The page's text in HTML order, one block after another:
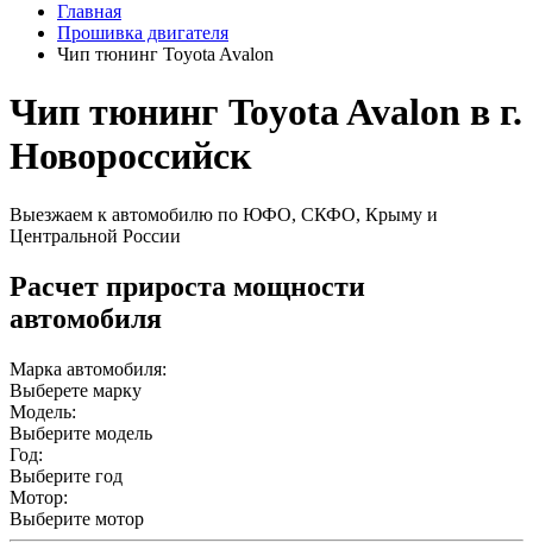
Главная
Прошивка двигателя
Чип тюнинг Toyota Avalon
Чип тюнинг Toyota Avalon в г.
Новороссийск
Выезжаем к автомобилю по ЮФО, СКФО, Крыму и
Центральной России
Расчет прироста мощности
автомобиля
Марка автомобиля:
Выберете марку
Модель:
Выберите модель
Год:
Выберите год
Мотор:
Выберите мотор